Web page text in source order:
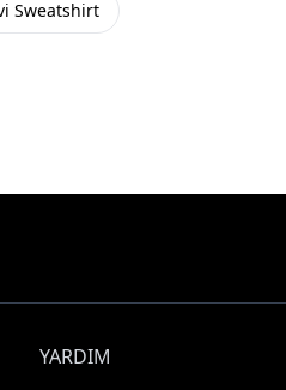
Sweatshirt
YARDIM